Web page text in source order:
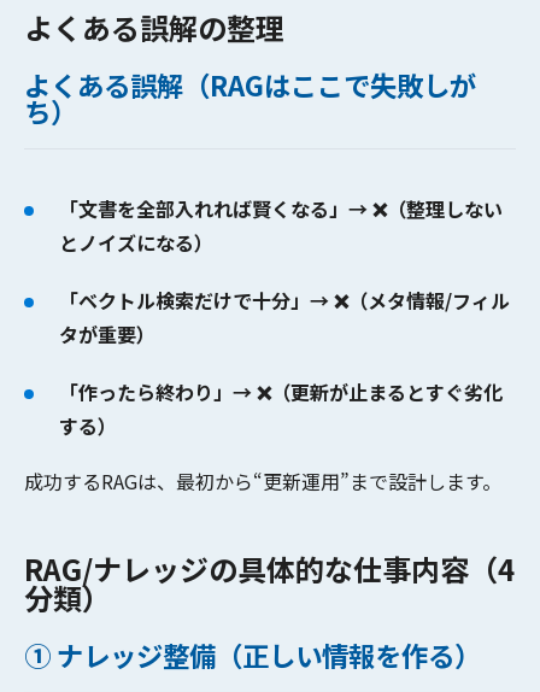
よくある誤解の整理
よくある誤解（RAGはここで失敗しが
ち）
「文書を全部入れれば賢くなる」→ ❌（整理しない
とノイズになる）
「ベクトル検索だけで十分」→ ❌（メタ情報/フィル
タが重要）
「作ったら終わり」→ ❌（更新が止まるとすぐ劣化
する）
成功するRAGは、最初から“更新運用”まで設計します。
RAG/ナレッジの具体的な仕事内容（4
分類）
① ナレッジ整備（正しい情報を作る）